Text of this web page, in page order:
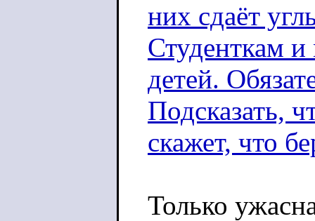
них сдаёт
Студенткам
детей.
Подсказать,
скажет, что
Только